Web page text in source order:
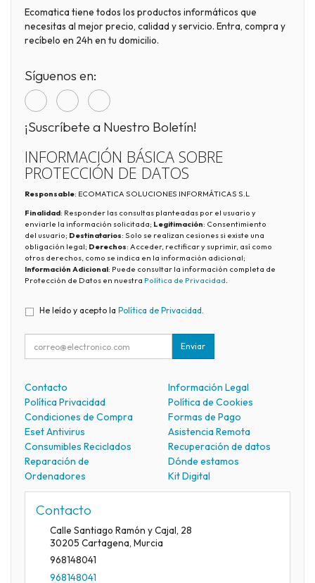
Ecomatica tiene todos los productos informáticos que
necesitas al mejor precio, calidad y servicio. Entra, compra y
recíbelo en 24h en tu domicilio.
Síguenos en:
¡Suscríbete a Nuestro Boletín!
INFORMACIÓN BÁSICA SOBRE
PROTECCIÓN DE DATOS
Responsable: ECOMATICA SOLUCIONES INFORMÁTICAS S.L
Finalidad: Responder las consultas planteadas por el usuario y
enviarle la información solicitada; Legitimación: Consentimiento
del usuario; Destinatarios: Solo se realizan cesiones si existe una
obligación legal; Derechos: Acceder, rectificar y suprimir, así como
otros derechos, como se indica en la información adicional;
Información Adicional: Puede consultar la información completa de
Protección de Datos en nuestra Política de Privacidad
He leído y acepto la Política de Privacidad.
Enviar
Contacto
Información Legal
Política Privacidad
Política de Cookies
Condiciones de Compra
Formas de Pago
Eset Antivirus
Asistencia Remota
Consumibles Reciclados
Recuperación de datos
Reparación de
Ordenadores
Dónde estamos
Kit Digital
Contacto
Calle Santiago Ramón y Cajal, 28
30205 Cartagena, Murcia
968148041
968148041